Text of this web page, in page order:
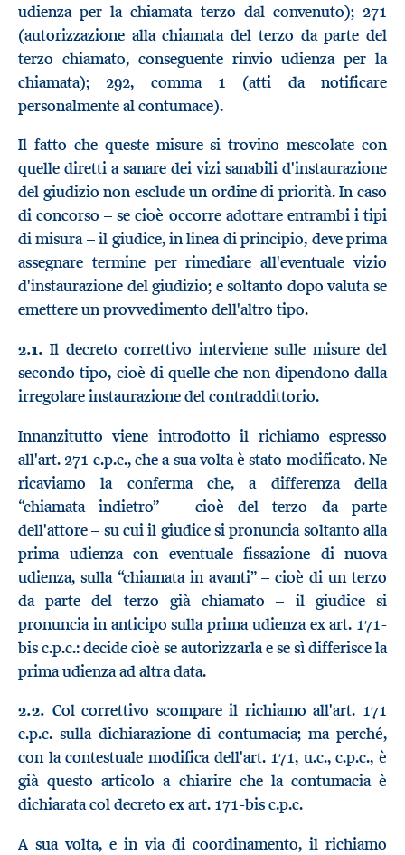
udienza per la chiamata terzo dal convenuto); 271
(autorizzazione alla chiamata del terzo da parte del
terzo chiamato, conseguente rinvio udienza per la
chiamata); 292, comma 1 (atti da notificare
personalmente al contumace).
Il fatto che queste misure si trovino mescolate con
quelle diretti a sanare dei vizi sanabili d'instaurazione
del giudizio non esclude un ordine di priorità. In caso
di concorso – se cioè occorre adottare entrambi i tipi
di misura – il giudice, in linea di principio, deve prima
assegnare termine per rimediare all'eventuale vizio
d'instaurazione del giudizio; e soltanto dopo valuta se
emettere un provvedimento dell'altro tipo.
2.1.Il decreto correttivo interviene sulle misure del
secondo tipo, cioè di quelle che non dipendono dalla
irregolare instaurazione del contraddittorio.
Innanzitutto viene introdotto il richiamo espresso
all'art. 271 c.p.c., che a sua volta è stato modificato. Ne
ricaviamo la conferma che, a differenza della
“chiamata indietro” – cioè del terzo da parte
dell'attore – su cui il giudice si pronuncia soltanto alla
prima udienza con eventuale fissazione di nuova
udienza, sulla “chiamata in avanti” – cioè di un terzo
da parte del terzo già chiamato – il giudice si
pronuncia in anticipo sulla prima udienza ex art. 171-
bis c.p.c.: decide cioè se autorizzarla e se sì differisce la
prima udienza ad altra data.
2.2. Col correttivo scompare il richiamo all'art. 171
c.p.c. sulla dichiarazione di contumacia; ma perché,
con la contestuale modifica dell'art. 171, u.c., c.p.c., è
già questo articolo a chiarire che la contumacia è
dichiarata col decreto ex art. 171-bis c.p.c.
A sua volta, e in via di coordinamento, il richiamo